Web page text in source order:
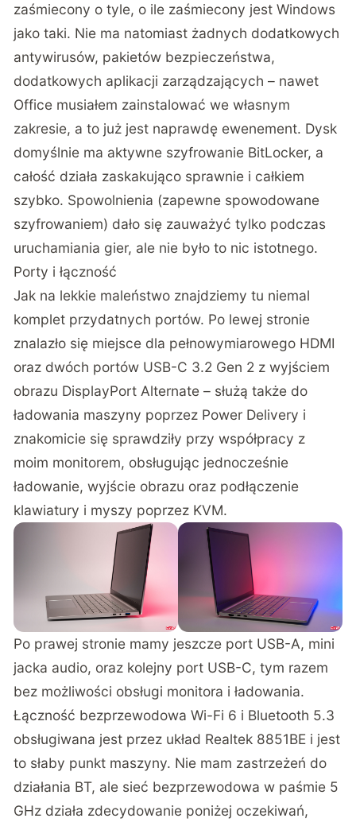
zaśmiecony o tyle, o ile zaśmiecony jest Windows
jako taki. Nie ma natomiast żadnych dodatkowych
antywirusów, pakietów bezpieczeństwa,
dodatkowych aplikacji zarządzających – nawet
Office musiałem zainstalować we własnym
zakresie, a to już jest naprawdę ewenement. Dysk
domyślnie ma aktywne szyfrowanie BitLocker, a
całość działa zaskakująco sprawnie i całkiem
szybko. Spowolnienia (zapewne spowodowane
szyfrowaniem) dało się zauważyć tylko podczas
uruchamiania gier, ale nie było to nic istotnego.
Porty i łączność
Jak na lekkie maleństwo znajdziemy tu niemal
komplet przydatnych portów. Po lewej stronie
znalazło się miejsce dla pełnowymiarowego HDMI
oraz dwóch portów USB-C 3.2 Gen 2 z wyjściem
obrazu DisplayPort Alternate – służą także do
ładowania maszyny poprzez Power Delivery i
znakomicie się sprawdziły przy współpracy z
moim monitorem, obsługując jednocześnie
ładowanie, wyjście obrazu oraz podłączenie
klawiatury i myszy poprzez KVM.
Po prawej stronie mamy jeszcze port USB-A, mini
jacka audio, oraz kolejny port USB-C, tym razem
bez możliwości obsługi monitora i ładowania.
Łączność bezprzewodowa Wi-Fi 6 i Bluetooth 5.3
obsługiwana jest przez układ Realtek 8851BE i jest
to słaby punkt maszyny. Nie mam zastrzeżeń do
działania BT, ale sieć bezprzewodowa w paśmie 5
GHz działa zdecydowanie poniżej oczekiwań,